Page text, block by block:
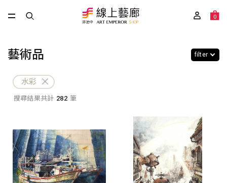
0
藝術品 filter
水彩
搜尋結果共計 282 筆